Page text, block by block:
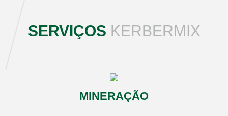
SERVIÇOS KERBERMIX
MINERAÇÃO